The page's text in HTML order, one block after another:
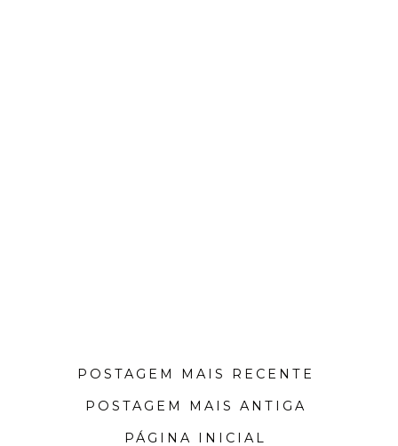
POSTAGEM MAIS RECENTE
POSTAGEM MAIS ANTIGA
PÁGINA INICIAL